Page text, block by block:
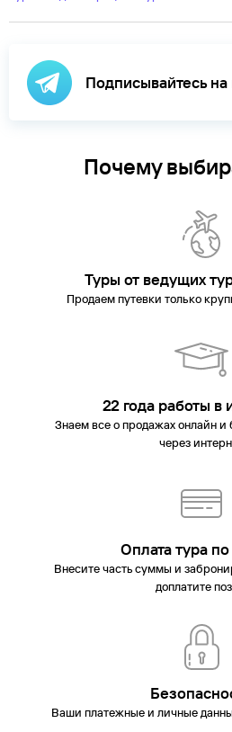
Подписывайтесь на
Почему
Туры от ведущих
Продаем путевки только
22 года работы в
Знаем все о продажах онлайн и
через
Оплата тура
Внесите часть суммы и
доплатите
Ваши платежные и личные